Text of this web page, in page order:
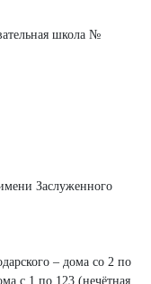
школа №
Заслуженного
– дома со 2 по
с 1 по 123 (нечётная